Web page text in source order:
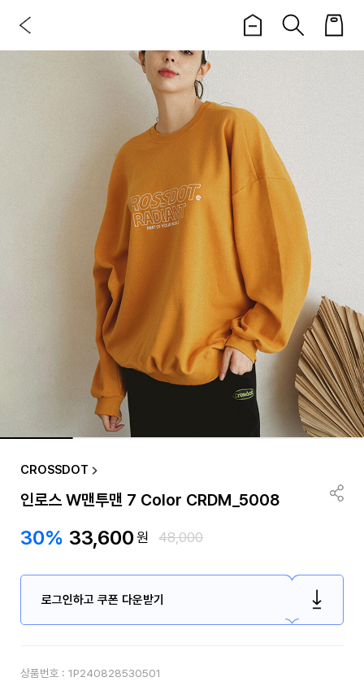
CROSSDOT
인로스 W맨투맨 7 Color CRDM_5008
30% 33,600원 48,000
로그인하고 쿠폰 다운받기
상품번호 : 1P240828530501